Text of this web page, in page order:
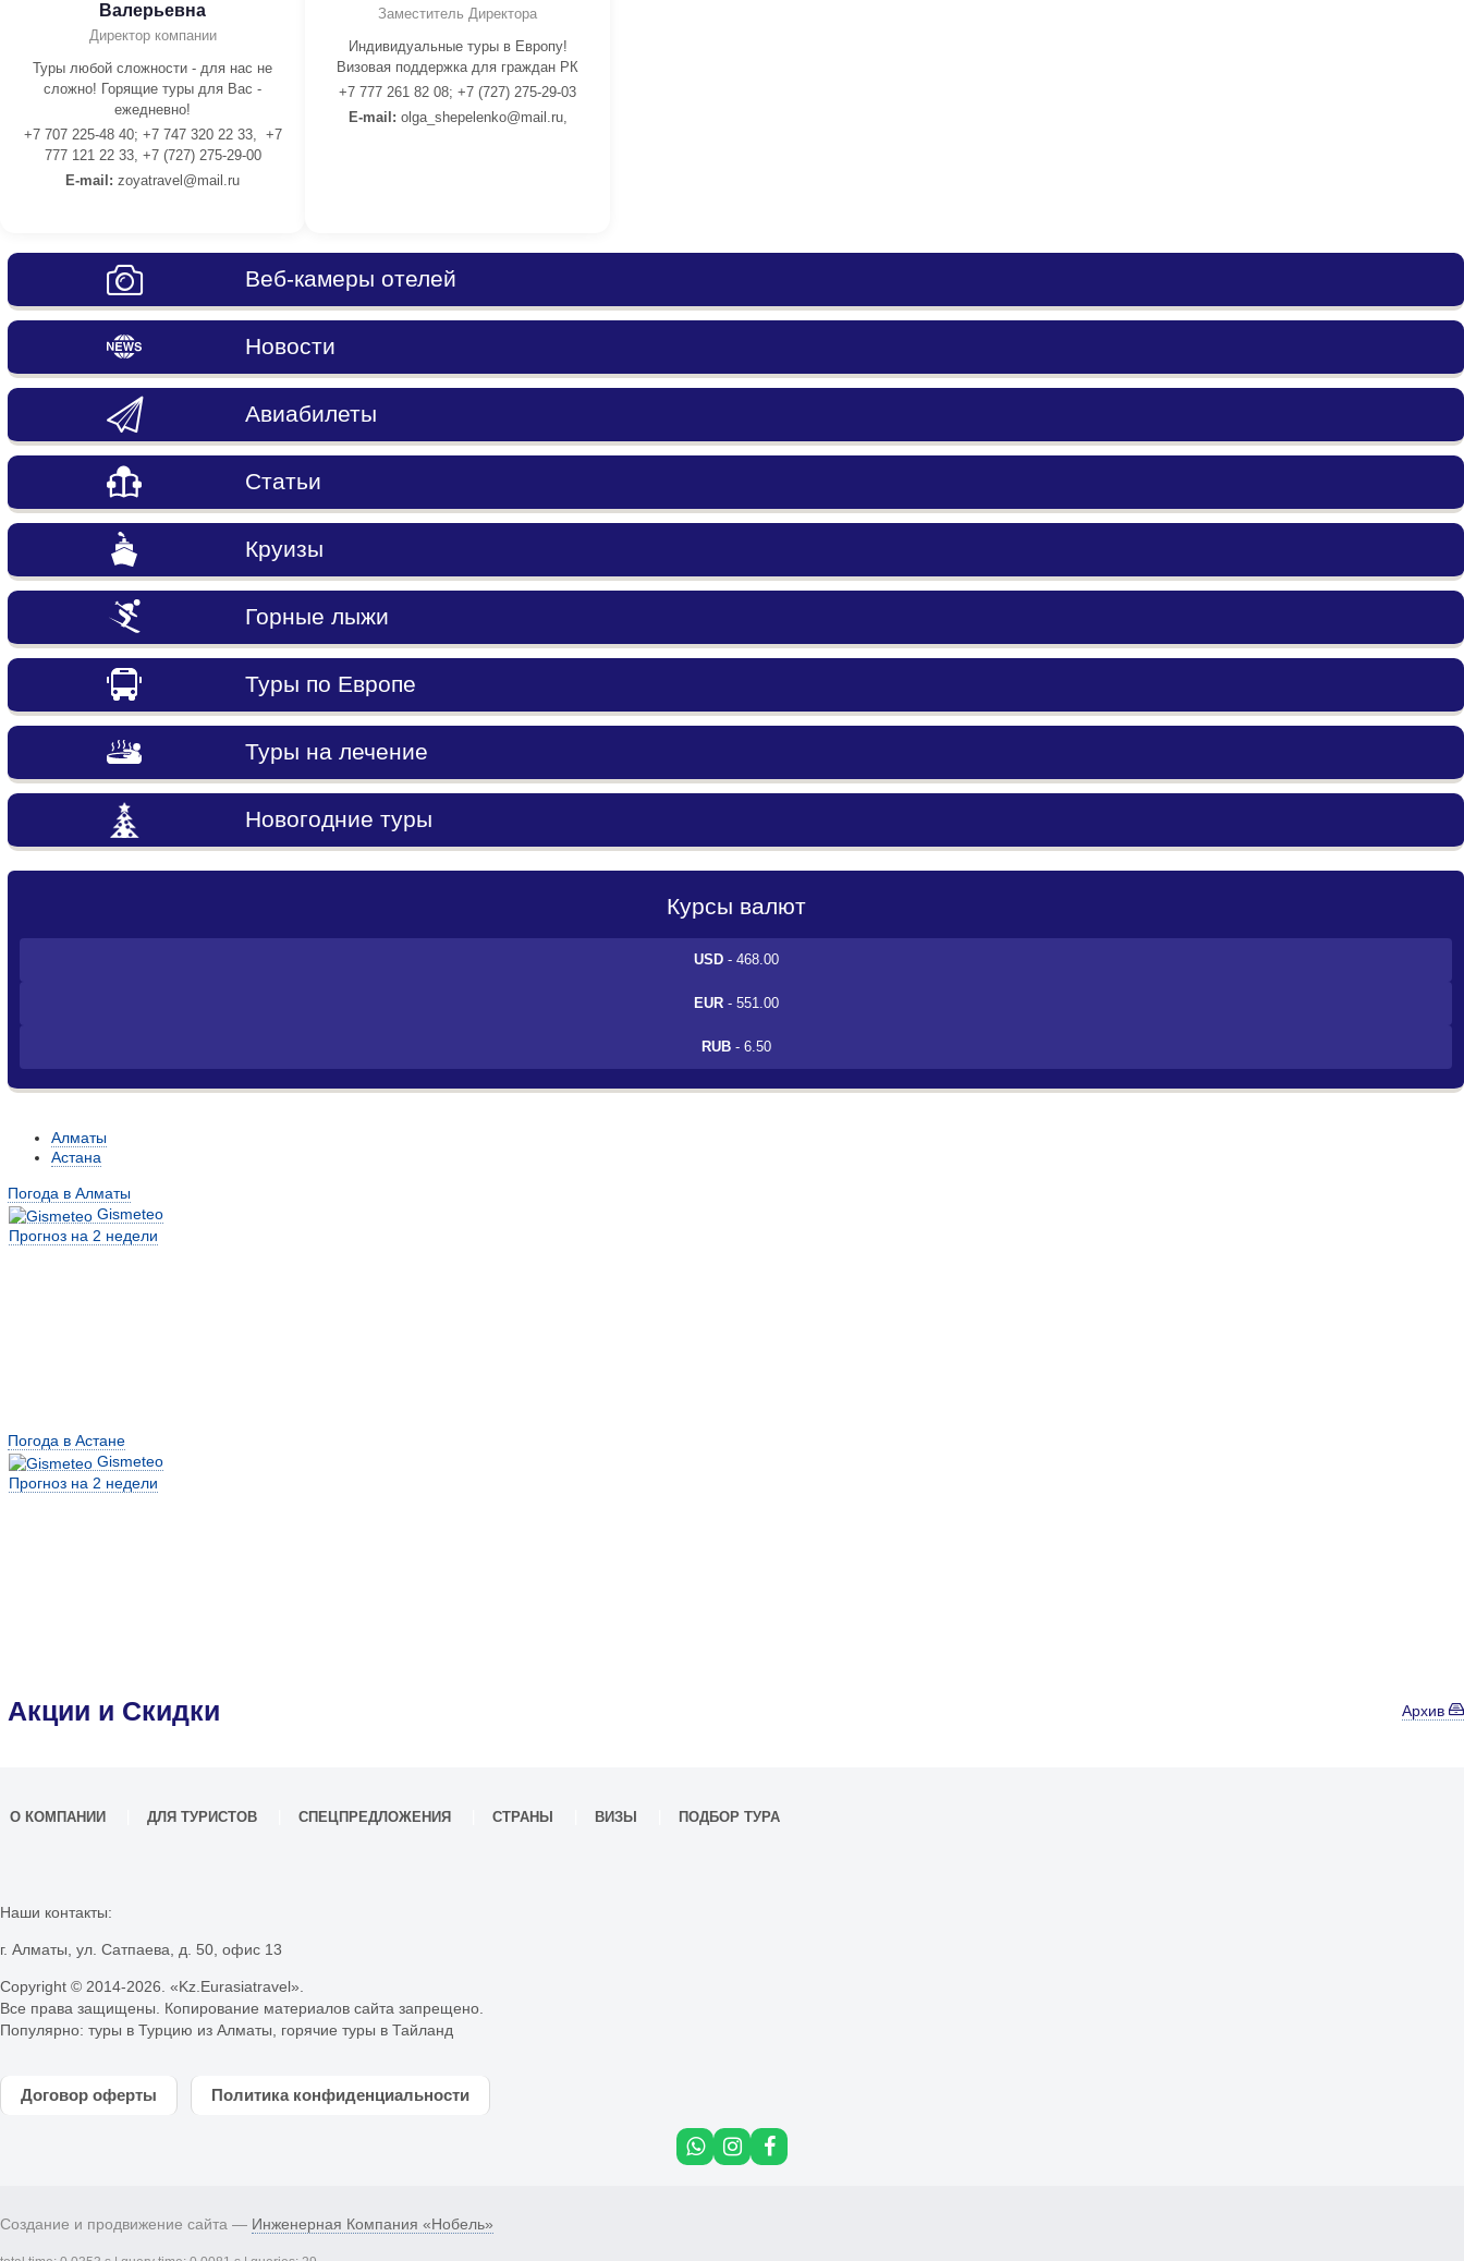
Валерьевна
Директор компании
Туры любой сложности - для нас не
сложно! Горящие туры для Вас -
ежедневно!
+7 707 225-48 40; +7 747 320 22 33, +7
777 121 22 33, +7 (727) 275-29-00
E-mail: zoyatravel@mail.ru
Заместитель Директора
Индивидуальные туры в Европу!
Визовая поддержка для граждан РК
+7 777 261 82 08; +7 (727) 275-29-03
E-mail: olga_shepelenko@mail.ru,
Веб-камеры отелей
Новости
Авиабилеты
Статьи
Круизы
Горные лыжи
Туры по Европе
Туры на лечение
Новогодние туры
Курсы валют
USD- 468.00
EUR- 551.00
RUB- 6.50
Алматы
Астана
Погода в Алматы
Gismeteo
Прогноз на 2 недели
Погода в Астане
Gismeteo
Прогноз на 2 недели
Акции и Скидки Архив
О КОМПАНИИ ДЛЯ ТУРИСТОВ СПЕЦПРЕДЛОЖЕНИЯ СТРАНЫ ВИЗЫ ПОДБОР ТУРА
Наши контакты:
г. Алматы, ул. Сатпаева, д. 50, офис 13
Copyright © 2014-2026. «Kz.Eurasiatravel».
Все права защищены. Копирование материалов сайта запрещено.
Популярно: туры в Турцию из Алматы, горячие туры в Тайланд
Договор оферты Политика конфиденциальности
Создание и продвижение сайта — Инженерная Компания «Нобель»